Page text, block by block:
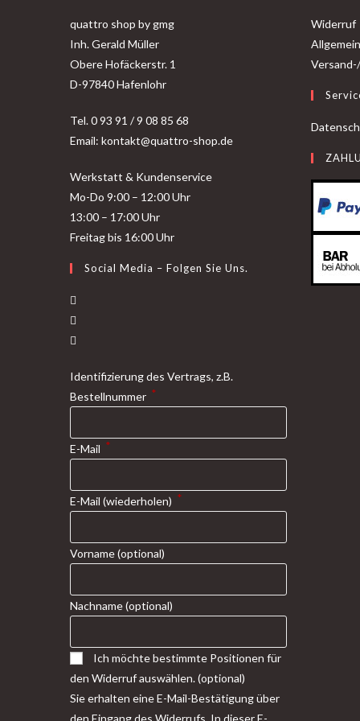
quattro shop by gmg
Inh. Gerald Müller
Obere Hofäckerstr. 1
D-97840 Hafenlohr
Tel. 0 93 91 / 9 08 85 68
Email: kontakt@quattro-shop.de
Werkstatt & Kundenservice
Mo-Do 9:00 – 12:00 Uhr
13:00 – 17:00 Uhr
Freitag bis 16:00 Uhr
Social Media – Folgen Sie Uns.
Identifizierung des Vertrags, z.B.
Bestellnummer *
E-Mail *
E-Mail (wiederholen) *
Vorname(optional)
Nachname(optional)
Ich möchte bestimmte Positionen für
den Widerruf auswählen.(optional)
Sie erhalten eine E-Mail-Bestätigung über
den Eingang des Widerrufs. In dieser E-
Widerruf